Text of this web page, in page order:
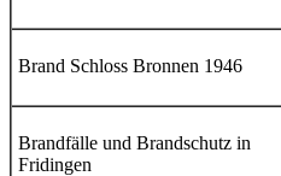
Brand Schloss Bronnen 1946
Brandfälle und Brandschutz in
Fridingen